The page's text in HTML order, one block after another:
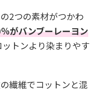
2つの素材がつかわ
がバンブーレーヨン
トンより染まりやす
繊維でコットンと混